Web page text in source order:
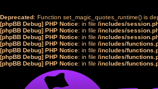
Deprecated: Function set_magic_quotes_runtime() is
[phpBB Debug] PHP Notice: in file /includes/
[phpBB Debug] PHP Notice: in file /includes/
[phpBB Debug] PHP Notice: in file /includes/
[phpBB Debug] PHP Notice: in file /includes/
[phpBB Debug] PHP Notice: in file /includes/
[phpBB Debug] PHP Notice: in file /includes/
[phpBB Debug] PHP Notice: in file /includes/